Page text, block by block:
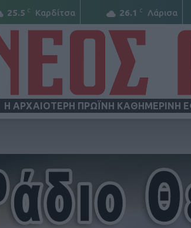
25.5 C Καρδίτσα 26.1 C Λάρισα
Η ΑΡΧΑΙΟΤΕΡΗ ΠΡΩΪΝΗ ΚΑΘΗΜΕΡΙΝΗ